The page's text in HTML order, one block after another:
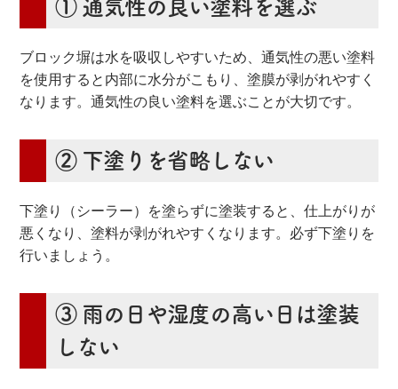
① 通気性の良い塗料を選ぶ
ブロック塀は水を吸収しやすいため、通気性の悪い塗料
を使用すると内部に水分がこもり、塗膜が剥がれやすく
なります。通気性の良い塗料を選ぶことが大切です。
② 下塗りを省略しない
下塗り（シーラー）を塗らずに塗装すると、仕上がりが
悪くなり、塗料が剥がれやすくなります。必ず下塗りを
行いましょう。
③ 雨の日や湿度の高い日は塗装
しない